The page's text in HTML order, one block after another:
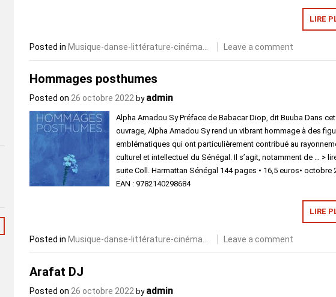
LIRE
Posted in Musique-danse-littérature-cinéma... Leave a comment
Hommages posthumes
Posted on 26 octobre 2022by admin
Alpha Amadou Sy Préface de Babacar Diop, dit Buuba Dans cet
ouvrage, Alpha Amadou Sy rend un vibrant hommage à des
emblématiques qui ont particulièrement contribué au
culturel et intellectuel du Sénégal. Il s’agit, notamment de … >
suite Coll. Harmattan Sénégal 144 pages • 16,5 euros• octobre
EAN : 9782140298684
LIRE
Posted in Musique-danse-littérature-cinéma... Leave a comment
Arafat DJ
Posted on 26 octobre 2022 by admin